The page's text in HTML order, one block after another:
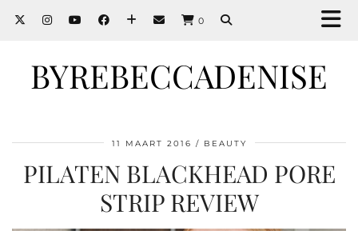
0
BYREBECCADENISE
11 MAART 2016 BEAUTY
PILATEN BLACKHEAD PORE
STRIP REVIEW